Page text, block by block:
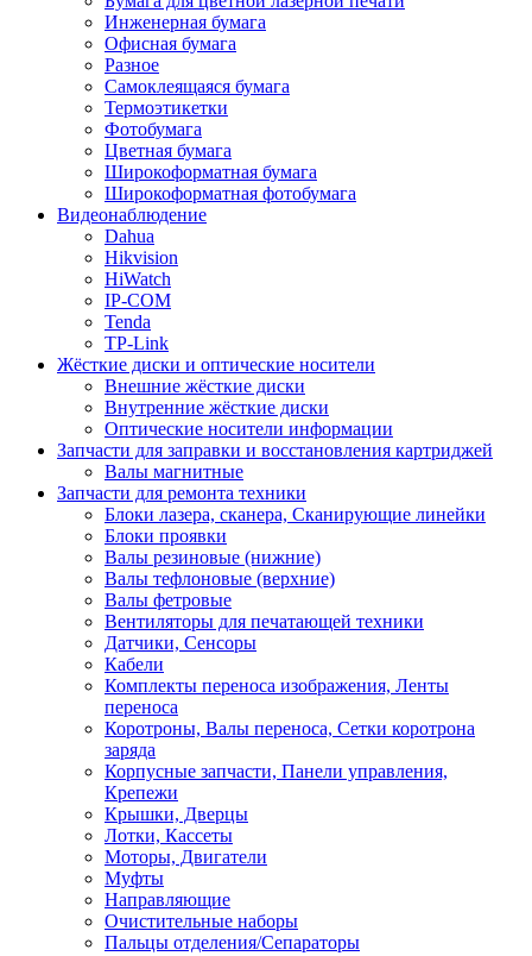
Инженерная бумага
Офисная бумага
Разное
Самоклеящаяся бумага
Термоэтикетки
Фотобумага
Цветная бумага
Широкоформатная бумага
Широкоформатная фотобумага
Видеонаблюдение
Dahua
Hikvision
HiWatch
IP-COM
Tenda
TP-Link
Жёсткие диски и оптические носители
Внешние жёсткие диски
Внутренние жёсткие диски
Оптические носители информации
Запчасти для заправки и восстановления картриджей
Валы магнитные
Запчасти для ремонта техники
Блоки лазера, сканера, Сканирующие линейки
Блоки проявки
Валы резиновые (нижние)
Валы тефлоновые (верхние)
Валы фетровые
Вентиляторы для печатающей техники
Датчики, Сенсоры
Кабели
Комплекты переноса изображения, Ленты
переноса
Коротроны, Валы переноса, Сетки коротрона
заряда
Корпусные запчасти, Панели управления,
Крепежи
Крышки, Дверцы
Лотки, Кассеты
Моторы, Двигатели
Муфты
Направляющие
Очистительные наборы
Пальцы отделения/Сепараторы